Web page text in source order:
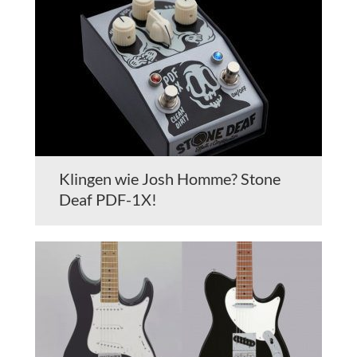
Klingen wie Josh Homme? Stone
Deaf PDF-1X!